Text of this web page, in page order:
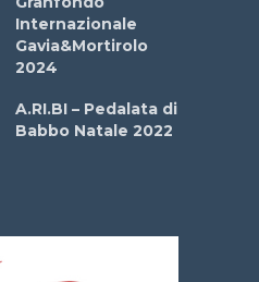
Internazionale
Gavia&Mortirolo
2024
A.RI.BI – Pedalata di
Babbo Natale 2022